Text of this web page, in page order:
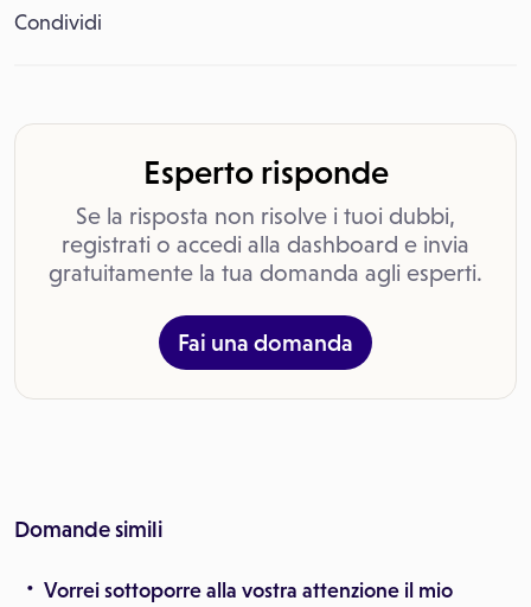
Condividi
Esperto risponde
Se la risposta non risolve i tuoi dubbi,
registrati o accedi alla dashboard e invia
gratuitamente la tua domanda agli esperti.
Fai una domanda
Domande simili
Vorrei sottoporre alla vostra attenzione il mio